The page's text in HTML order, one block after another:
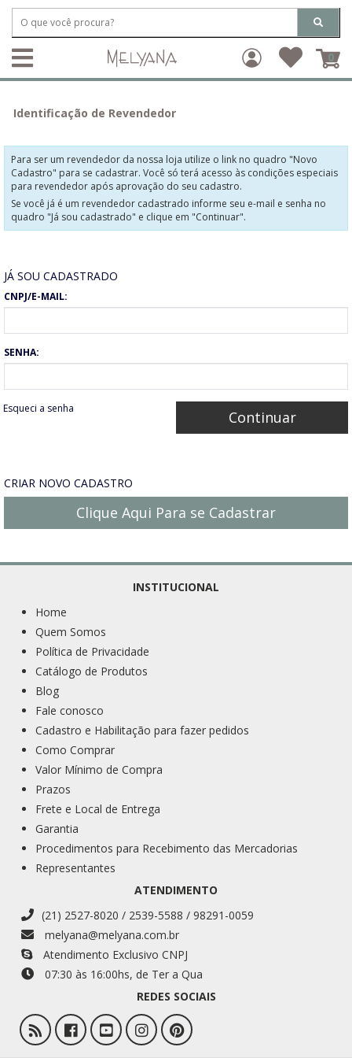
0
Identificação de Revendedor
Para ser um revendedor da nossa loja utilize o link no quadro "Novo
Cadastro" para se cadastrar. Você só terá acesso às condições especiais
para revendedor após aprovação do seu cadastro.
Se você já é um revendedor cadastrado informe seu e-mail e senha no
quadro "Já sou cadastrado" e clique em "Continuar".
JÁ SOU CADASTRADO
CNPJ/E-MAIL:
SENHA:
Esqueci a senha
CRIAR NOVO CADASTRO
Clique Aqui Para se Cadastrar
INSTITUCIONAL
Home
Quem Somos
Política de Privacidade
Catálogo de Produtos
Blog
Fale conosco
Cadastro e Habilitação para fazer pedidos
Como Comprar
Valor Mínimo de Compra
Prazos
Frete e Local de Entrega
Garantia
Procedimentos para Recebimento das Mercadorias
Representantes
ATENDIMENTO
(21) 2527-8020 / 2539-5588 / 98291-0059
melyana@melyana.com.br
Atendimento Exclusivo CNPJ
07:30 às 16:00hs, de Ter a Qua
REDES SOCIAIS